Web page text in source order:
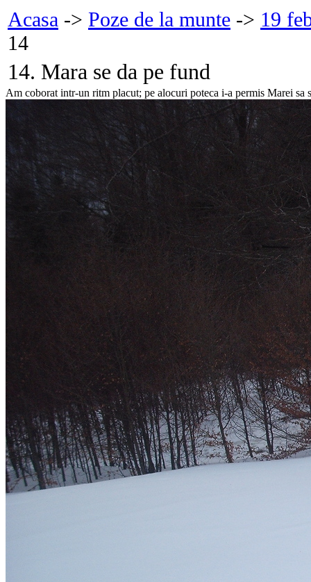
Acasa -> Poze de la munte -> 19
14
14. Mara se da pe fund
Am coborat intr-un ritm placut; pe alocuri poteca i-a permis Marei sa